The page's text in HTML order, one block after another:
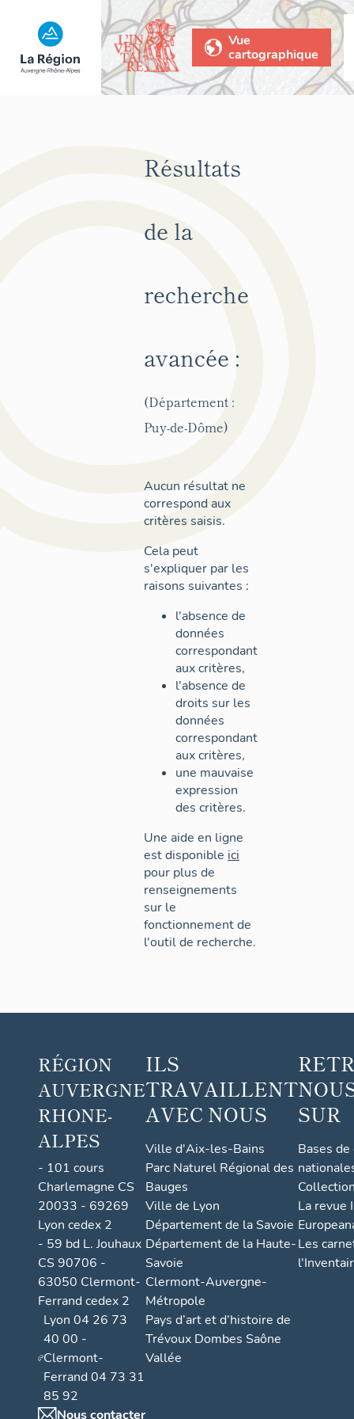
Vue
cartographique
Résultats
de la
recherche
avancée :
(Département :
Puy-de-Dôme)
Aucun résultat ne
correspond aux
critères saisis.
Cela peut
s'expliquer par les
raisons suivantes :
l'absence de
données
correspondant
aux critères,
l'absence de
droits sur les
données
correspondant
aux critères,
une mauvaise
expression
des critères.
Une aide en ligne
est disponible ici
pour plus de
renseignements
sur le
fonctionnement de
l'outil de recherche.
RÉGION
AUVERGNE
RHONE-
ALPES
- 101 cours
Charlemagne CS
20033 - 69269
Lyon cedex 2
- 59 bd L. Jouhaux
CS 90706 -
63050 Clermont-
Ferrand cedex 2
Lyon 04 26 73
40 00 -
Clermont-
Ferrand 04 73 31
85 92
Nous contacter
ILS
TRAVAILLENT
AVEC NOUS
Ville d'Aix-les-Bains
Parc Naturel Régional des
Bauges
Ville de Lyon
Département de la Savoie
Département de la Haute-
Savoie
Clermont-Auvergne-
Métropole
Pays d’art et d’histoire de
Trévoux Dombes Saône
Vallée
SUR
Bases
La revue
Les